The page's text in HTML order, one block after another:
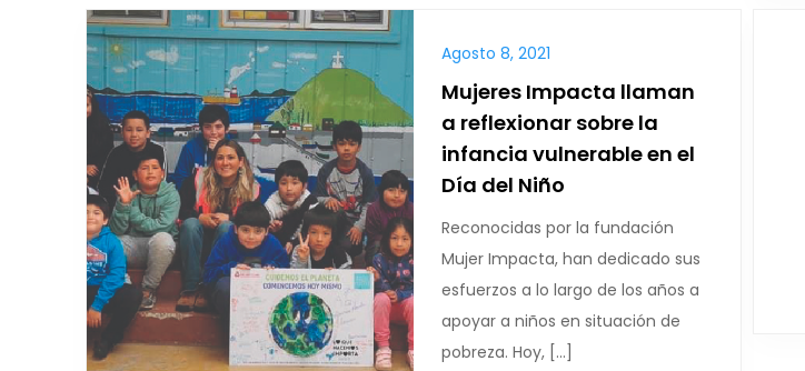
Agosto 8, 2021
Mujeres Impacta llaman
a reflexionar sobre la
infancia vulnerable en el
Día del Niño
Reconocidas por la fundación
Mujer Impacta, han dedicado sus
esfuerzos a lo largo de los años a
apoyar a niños en situación de
pobreza. Hoy, […]